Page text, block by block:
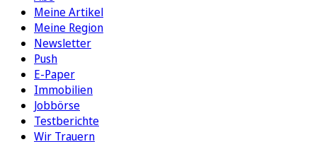
Meine Artikel
Meine Region
Newsletter
Push
E-Paper
Immobilien
Jobbörse
Testberichte
Wir Trauern